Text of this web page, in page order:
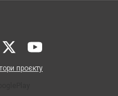
проєкту